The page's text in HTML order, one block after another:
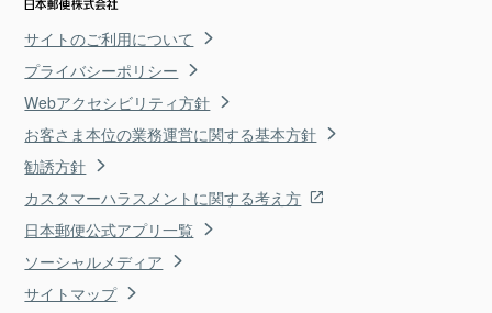
サイトのご利用について
プライバシーポリシー
Webアクセシビリティ方針
お客さま本位の業務運営に関する基本方針
勧誘方針
カスタマーハラスメントに関する考え方
日本郵便公式アプリ一覧
ソーシャルメディア
サイトマップ